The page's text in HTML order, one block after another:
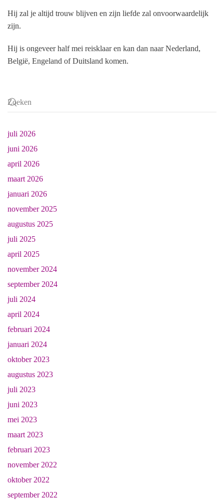
Hij zal je altijd trouw blijven en zijn liefde zal onvoorwaardelijk
zijn.
Hij is ongeveer half mei reisklaar en kan dan naar Nederland,
België, Engeland of Duitsland komen.
juli 2026
juni 2026
april 2026
maart 2026
januari 2026
november 2025
augustus 2025
juli 2025
april 2025
november 2024
september 2024
juli 2024
april 2024
februari 2024
januari 2024
oktober 2023
augustus 2023
juli 2023
juni 2023
mei 2023
maart 2023
februari 2023
november 2022
oktober 2022
september 2022